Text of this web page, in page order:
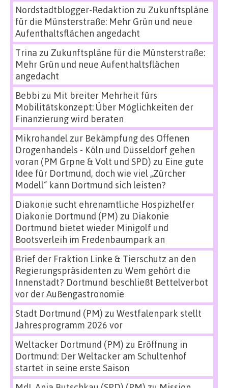
Nordstadtblogger-Redaktion zu Zukunftspläne
für die Münsterstraße: Mehr Grün und neue
Aufenthaltsflächen angedacht
Trina zu Zukunftspläne für die Münsterstraße:
Mehr Grün und neue Aufenthaltsflächen
angedacht
Bebbi zu Mit breiter Mehrheit fürs
Mobilitätskonzept: Über Möglichkeiten der
Finanzierung wird beraten
Mikrohandel zur Bekämpfung des Offenen
Drogenhandels - Köln und Düsseldorf gehen
voran (PM Grpne & Volt und SPD) zu Eine gute
Idee für Dortmund, doch wie viel „Zürcher
Modell“ kann Dortmund sich leisten?
Diakonie sucht ehrenamtliche Hospizhelfer
Diakonie Dortmund (PM) zu Diakonie
Dortmund bietet wieder Minigolf und
Bootsverleih im Fredenbaumpark an
Brief der Fraktion Linke & Tierschutz an den
Regierungspräsidenten zu Wem gehört die
Innenstadt? Dortmund beschließt Bettelverbot
vor der Außengastronomie
Stadt Dortmund (PM) zu Westfalenpark stellt
Jahresprogramm 2026 vor
Weltacker Dortmund (PM) zu Eröffnung in
Dortmund: Der Weltacker am Schultenhof
startet in seine erste Saison